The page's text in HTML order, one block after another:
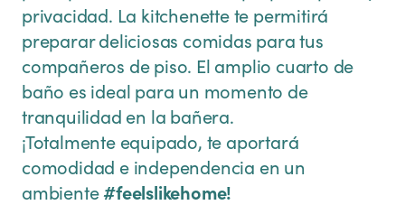
privacidad. La kitchenette te permitirá
preparar deliciosas comidas para tus
compañeros de piso. El amplio cuarto de
baño es ideal para un momento de
tranquilidad en la bañera.
¡Totalmente equipado, te aportará
comodidad e independencia en un
ambiente#feelslikehome!